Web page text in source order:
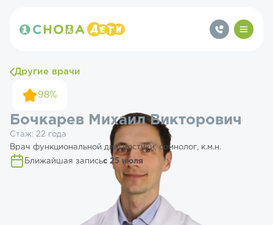
Другие врачи
98%
Бочкарев Михаил Викторович
Стаж: 22 года
Врач функциональной диагностики, сомнолог, к.м.н.
Ближайшая записьс 25 июля